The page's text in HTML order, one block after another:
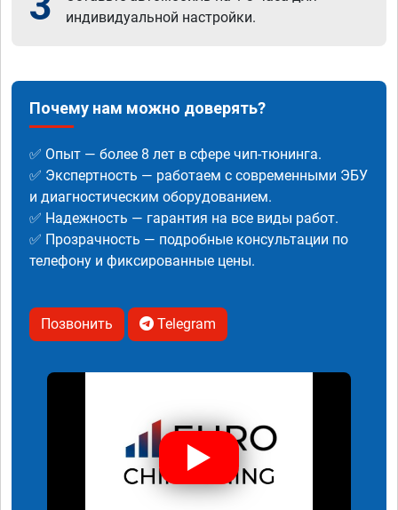
индивидуальной настройки.
Почему нам можно доверять?
✅ Опыт — более 8 лет в сфере чип-тюнинга.
✅ Экспертность — работаем с современными ЭБУ
и диагностическим оборудованием.
✅ Надежность — гарантия на все виды работ.
✅ Прозрачность — подробные консультации по
телефону и фиксированные цены.
Позвонить Telegram